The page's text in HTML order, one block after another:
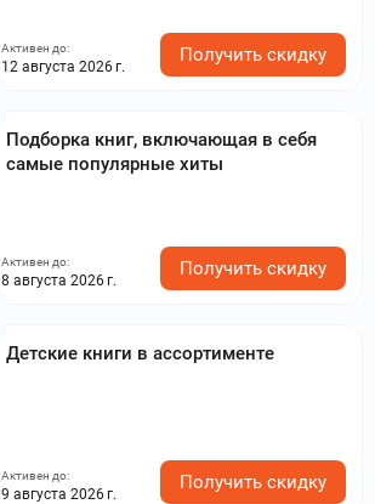
Активен до:
12 августа 2026 г.
Получить скидку
Подборка книг, включающая в себя
самые популярные хиты
Активен до:
8 августа 2026 г.
Получить скидку
Детские книги в ассортименте
Активен до:
9 августа 2026 г.
Получить скидку